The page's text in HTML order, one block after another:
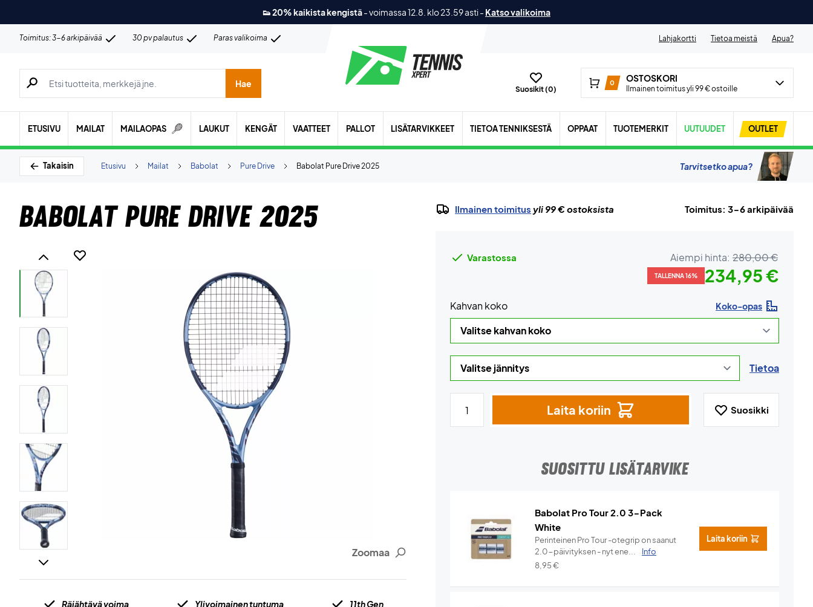
👟 20% kaikista kengistä-voimassa 12.8. klo 23.59 asti- Katso valikoima
Toimitus: 3-6 arkipäivää 30 pv palautus Paras valikoima Lahjakortti Tietoa meistä Apua?
Hae tuotteita, merkkejä jne.
Hae
Suosikit (0)
0 OSTOSKORI
Ilmainen toimitus yli 99 € ostoille
ETUSIVU MAILAT MAILAOPAS LAUKUT KENGÄT VAATTEET PALLOT LISÄTARVIKKEET TIETOA TENNIKSESTÄ OPPAAT TUOTEMERKIT UUTUUDET OUTLET
Takaisin Babolat Pure Drive 2025
Pure Drive
Babolat
Mailat
Etusivu Tarvitsetko apua?
Babolat Pure Drive 2025
Zoomaa
Räjähtävä voima Ylivoimainen tuntuma 11th Gen
Ilmainen toimitus yli 99 € ostoksista Toimitus: 3-6 arkipäivää
Varastossa Aiempi hinta: 280,00 €
TALLENNA 16% 234,95 €
Kahvan koko Koko-opas
Tietoa
Laita koriin Suosikki
SUOSITTU LISÄTARVIKE
Babolat Pro Tour 2.0 3-Pack
White
Perinteinen Pro Tour -otegrip on saanut
2.0-päivityksen - nyt ene...
Info
8,95€
Laita koriin